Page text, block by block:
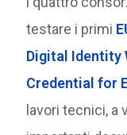
testare i primi
Digital Identity
Credential for
lavori tecnici, a